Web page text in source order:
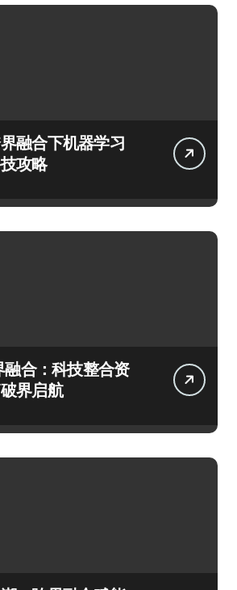
融合下机器学习
攻略
融合：科技整合资
界启航